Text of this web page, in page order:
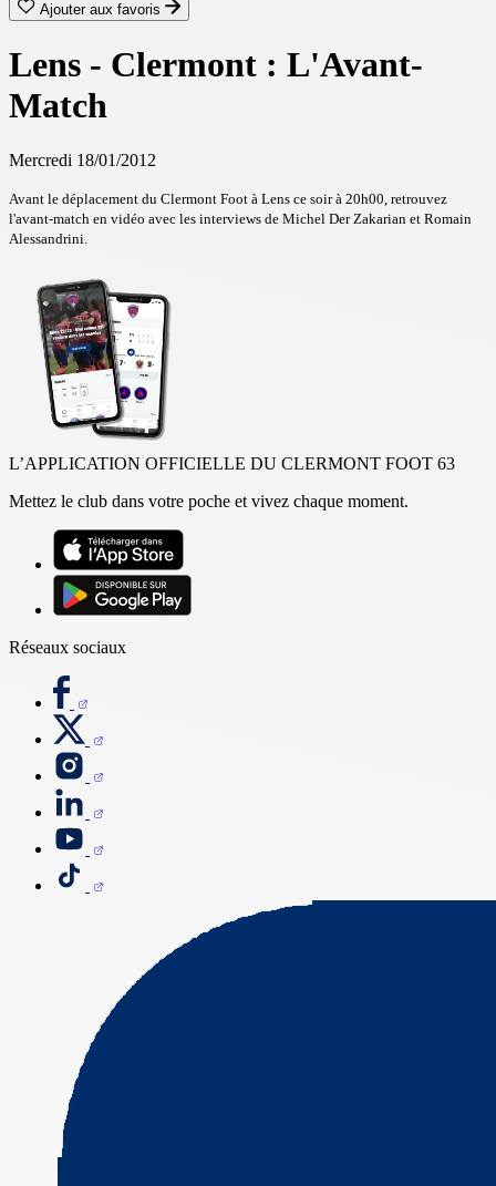
Ajouter aux favoris
Lens - Clermont : L'Avant-
Match
Mercredi 18/01/2012
Avant le déplacement du Clermont Foot à Lens ce soir à 20h00, retrouvez
l'avant-match en vidéo avec les interviews de Michel Der Zakarian et Romain
Alessandrini.
L’APPLICATION OFFICIELLE DU CLERMONT FOOT 63
Mettez le club dans votre poche et vivez chaque moment.
Réseaux sociaux